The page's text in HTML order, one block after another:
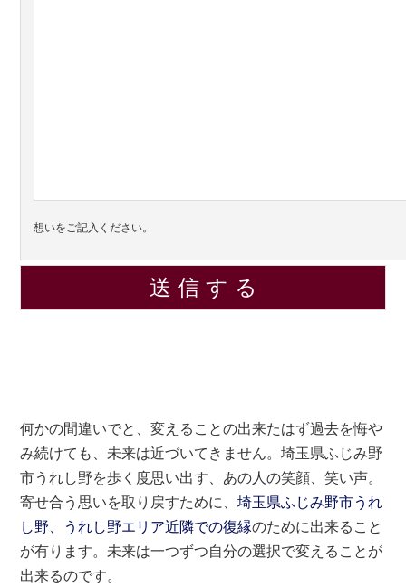
想いをご記入ください。
何かの間違いでと、変えることの出来たはず過去を悔や
み続けても、未来は近づいてきません。埼玉県ふじみ野
市うれし野を歩く度思い出す、あの人の笑顔、笑い声。
寄せ合う思いを取り戻すために、埼玉県ふじみ野市うれ
し野、うれし野エリア近隣での復縁のために出来ること
が有ります。未来は一つずつ自分の選択で変えることが
出来るのです。